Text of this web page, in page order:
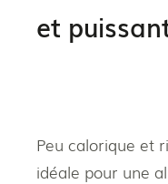
et
Peu calorique et
idéale pour une